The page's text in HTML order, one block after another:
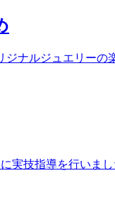
ナルジュエリーの
実技指導を行いま